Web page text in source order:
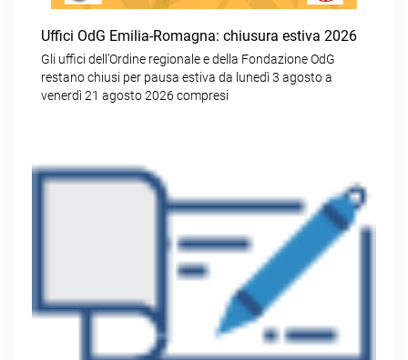
Uffici OdG Emilia-Romagna: chiusura estiva 2026
Gli uffici dell’Ordine regionale e della Fondazione OdG
restano chiusi per pausa estiva da lunedì 3 agosto a
venerdì 21 agosto 2026 compresi